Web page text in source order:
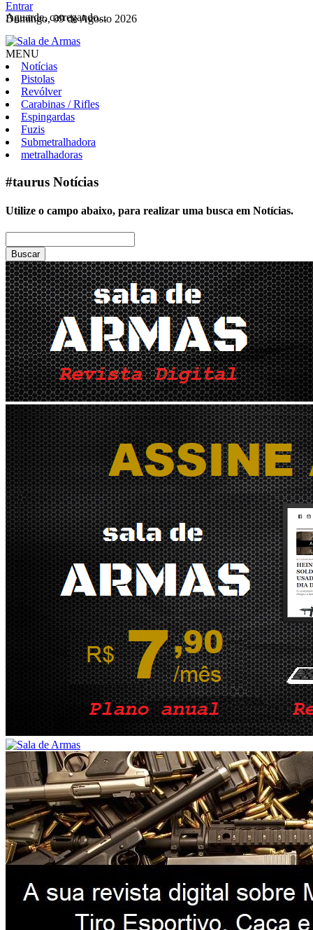
Aguarde, carregando...
Entrar
Domingo, 09 de Agosto 2026
MENU
Notícias
Pistolas
Revólver
Carabinas / Rifles
Espingardas
Fuzis
Submetralhadora
metralhadoras
#taurus Notícias
Utilize o campo abaixo, para realizar uma busca em Notícias.
Buscar